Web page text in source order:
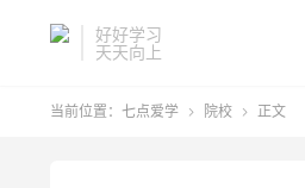
好好学习
天天向上
当前位置： 七点爱学  院校  正文